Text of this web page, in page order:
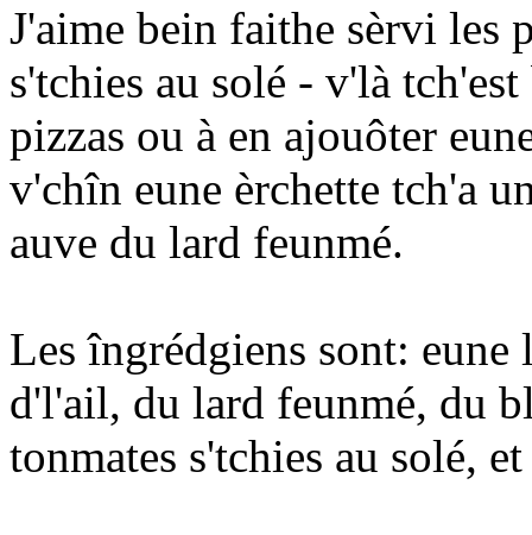
J'aime bein faithe sèrvi les
s'tchies au solé - v'là
pizzas ou à en ajouôter
v'chîn eune èrchette tch'a
auve du lard feunmé.
Les îngrédgiens sont:
d'l'ail, du lard feunmé, du
tonmates s'tchies au solé,